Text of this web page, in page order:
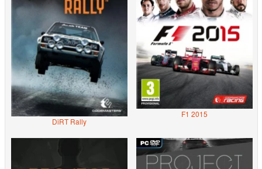
DiRT Rally
F1 2015